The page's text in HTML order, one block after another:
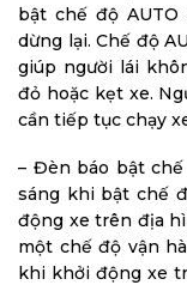
bật chế độ
dừng lại. Chế độ
giúp người lái
đỏ hoặc kẹt xe.
cần tiếp tục chạy
– Đèn báo bật chế
sáng khi bật chế
động xe trên địa
một chế độ vận
khi khởi động xe